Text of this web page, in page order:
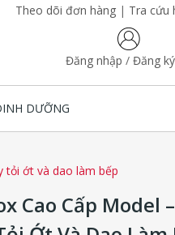
Theo dõi đơn hàng | Tra cứu
Đăng nhập /Đăng ký
DƯỠNG
tỏi ớt và dao làm bếp
Cao Cấp Model